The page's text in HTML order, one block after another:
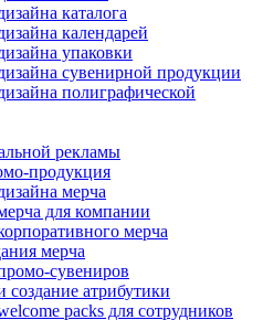
каталога
календарей
упаковки
сувенирной продукции
полиграфической
рекламы
продукция
мерча
для компании
мерча
мерча
сувениров
создание атрибутики
packs для сотрудников